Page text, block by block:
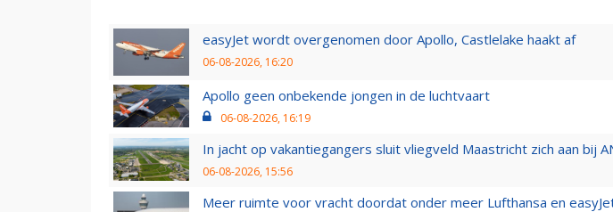
easyJet wordt overgenomen door Apollo, Castlelake haakt af
06-08-2026, 16:20
Apollo geen onbekende jongen in de luchtvaart
06-08-2026, 16:19
In jacht op vakantiegangers sluit vliegveld Maastricht zich aan bij
06-08-2026, 15:56
Meer ruimte voor vracht doordat onder meer Lufthansa en